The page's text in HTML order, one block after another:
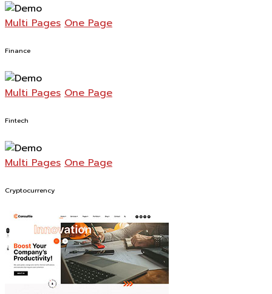
Multi Pages One Page
Finance
Multi Pages One Page
Fintech
Multi Pages One Page
Cryptocurrency